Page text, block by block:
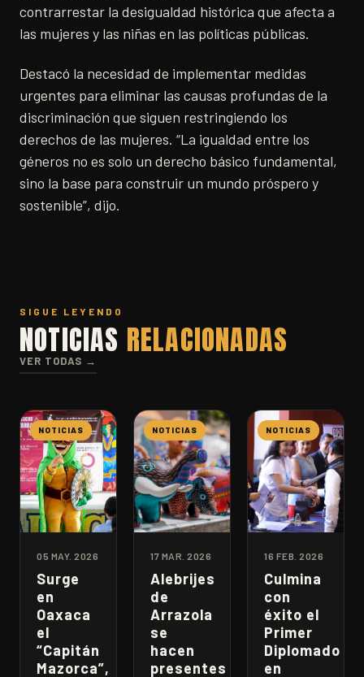
contrarrestar la desigualdad histórica que afecta a
las mujeres y las niñas en las políticas públicas.
Destacó la necesidad de implementar medidas
urgentes para eliminar las causas profundas de la
discriminación que siguen restringiendo los
derechos de las mujeres. “La igualdad entre los
géneros no es solo un derecho básico fundamental,
sino la base para construir un mundo próspero y
sostenible”, dijo.
SIGUE LEYENDO
NOTICIAS RELACIONADAS
VER TODAS →
NOTICIAS
05 MAY. 2026
Surge
en
Oaxaca
el
“Capitán
Mazorca”,
NOTICIAS
17 MAR. 2026
Alebrijes
de
Arrazola
se
hacen
presentes
NOTICIAS
16 FEB. 2026
Culmina
con
éxito el
Primer
Diplomado
en